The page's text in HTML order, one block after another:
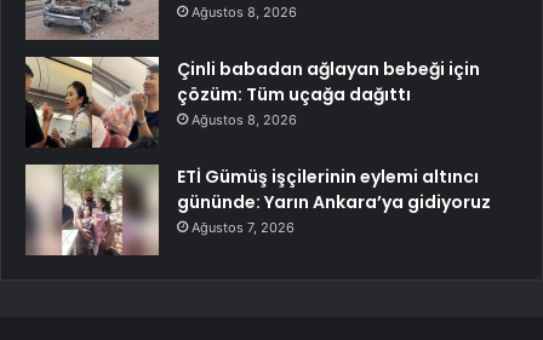
Ağustos 8, 2026
Çinli babadan ağlayan bebeği için
çözüm: Tüm uçağa dağıttı
Ağustos 8, 2026
ETİ Gümüş işçilerinin eylemi altıncı
gününde: Yarın Ankara’ya gidiyoruz
Ağustos 7, 2026